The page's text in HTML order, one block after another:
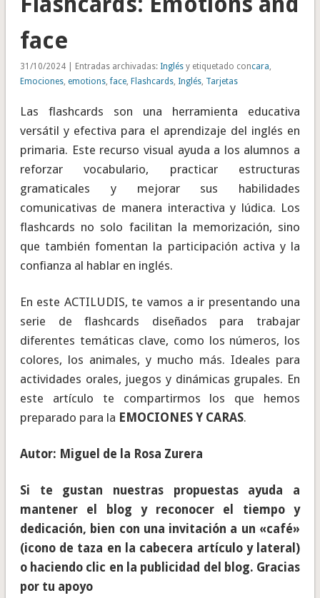
face
31/10/2024 | Entradas archivadas: Inglésy etiquetado concara,
Emociones, emotions,face, Flashcards, Inglés, Tarjetas
Las flashcards son una herramienta educativa
versátil y efectiva para el aprendizaje del inglés en
primaria. Este recurso visual ayuda a los alumnos a
reforzar vocabulario, practicar estructuras
gramaticales y mejorar sus habilidades
comunicativas de manera interactiva y lúdica. Los
flashcards no solo facilitan la memorización, sino
que también fomentan la participación activa y la
confianza al hablar en inglés.
En este ACTILUDIS, te vamos a ir presentando una
serie de flashcards diseñados para trabajar
diferentes temáticas clave, como los números, los
colores, los animales, y mucho más. Ideales para
actividades orales, juegos y dinámicas grupales. En
este artículo te compartirmos los que hemos
preparado para la EMOCIONES Y CARAS.
Autor: Miguel de la Rosa Zurera
Si te gustan nuestras propuestas ayuda a
mantener el blog y reconocer el tiempo y
dedicación, bien con una invitación a un «café»
(icono de taza en la cabecera artículo y lateral)
o haciendo clic en la publicidad del blog. Gracias
por tu apoyo